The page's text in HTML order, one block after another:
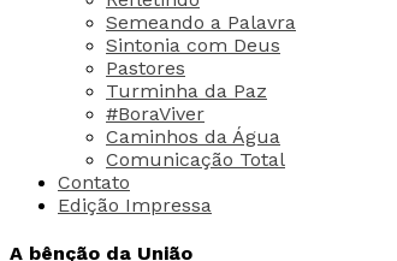
Semeando a Palavra
Sintonia com Deus
Pastores
Turminha da Paz
#BoraViver
Caminhos da Água
Comunicação Total
Contato
Edição Impressa
A bênção da União